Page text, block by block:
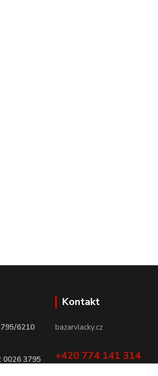
6210
0026 3795
Kontakt
bazarvlacky.cz
+420 774 141 314